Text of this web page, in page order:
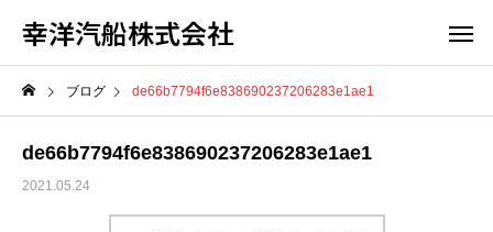
幸洋汽船株式会社
ブログ de66b7794f6e838690237206283e1ae1
de66b7794f6e838690237206283e1ae1
2021.05.24